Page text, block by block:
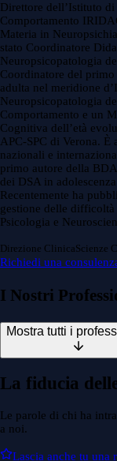
Direttore dell’Istituto
Comportamento
Materia in
stato Coordinatore
Neuropsicopatologia
Coordinatore del
adulta nel meridione
Neuropsicopatologia
Comportamento e un
Cognitiva dell’età
APC-SPC di Verona.
nazionali e
primo autore della
dei DSA in
Recentemente ha
gestione delle
Psicologia e
Direzione ClinicaScienze
Richiedi una
I Nostri
Mostra tutti i
La fiducia
Le parole di chi ha
a noi.
Lascia anche tu una